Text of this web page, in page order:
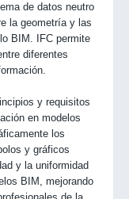
de datos neutro
la geometría y las
BIM. IFC permite
diferentes
y requisitos
en modelos
los
y gráficos
y la uniformidad
BIM, mejorando